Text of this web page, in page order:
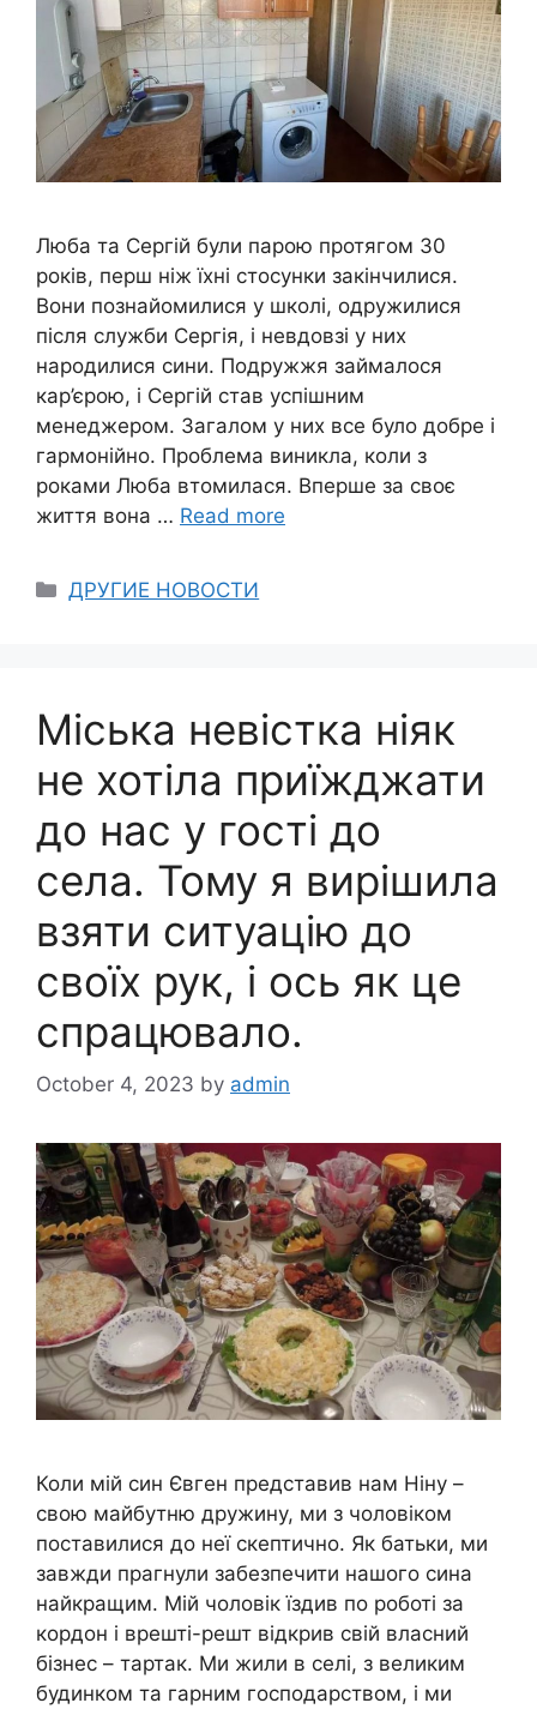
Люба та Сергій були парою протягом 30
років, перш ніж їхні стосунки закінчилися.
Вони познайомилися у школі, одружилися
після служби Сергія, і невдовзі у них
народилися сини. Подружжя займалося
кар’єрою, і Сергій став успішним
менеджером. Загалом у них все було добре і
гармонійно. Проблема виникла, коли з
роками Люба втомилася. Вперше за своє
життя вона … Read more
Categories
ДРУГИЕ НОВОСТИ
Міська невістка ніяк
не хотіла приїжджати
до нас у гості до
села. Тому я вирішила
взяти ситуацію до
своїх рук, і ось як це
спрацювало.
October 4, 2023 by admin
Коли мій син Євген представив нам Ніну –
свою майбутню дружину, ми з чоловіком
поставилися до неї скептично. Як батьки, ми
завжди прагнули забезпечити нашого сина
найкращим. Мій чоловік їздив по роботі за
кордон і врешті-решт відкрив свій власний
бізнес – тартак. Ми жили в селі, з великим
будинком та гарним господарством, і ми